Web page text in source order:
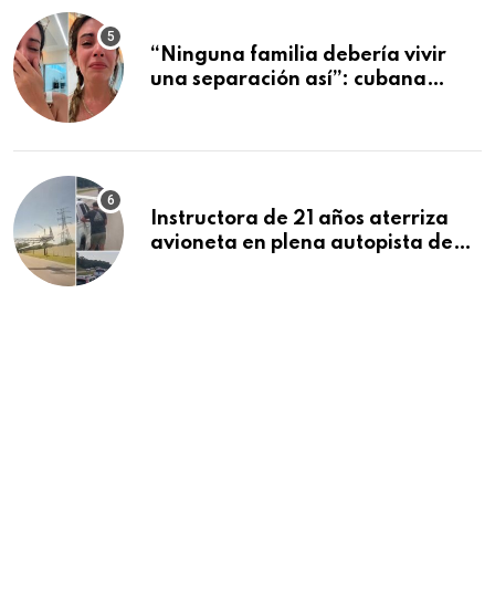
“Ninguna familia debería vivir
una separación así”: cubana
Cancún
Instructora de 21 años aterriza
avioneta en plena autopista de